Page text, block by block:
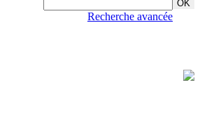
Recherche avancée